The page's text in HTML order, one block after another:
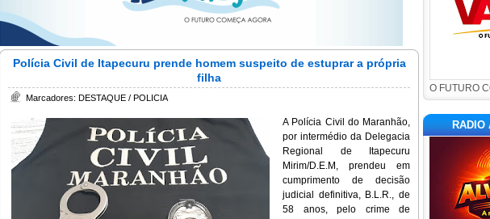
Polícia Civil de Itapecuru prende homem suspeito de estuprar a própria
filha
Marcadores: DESTAQUE / POLICIA
A Polícia Civil do Maranhão,
por intermédio da Delegacia
Regional de Itapecuru
Mirim/D.E.M, prendeu em
cumprimento de decisão
judicial definitiva, B.L.R., de
58 anos, pelo crime de
O FUTURO
RADIO